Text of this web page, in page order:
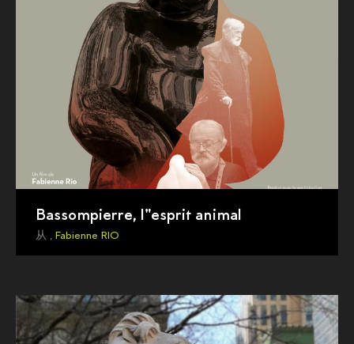
Bassompierre, l"esprit animal
从 , Fabienne RIO